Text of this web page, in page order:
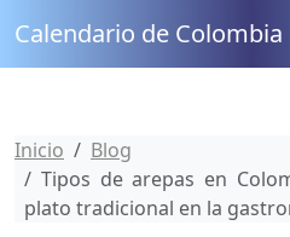
Calendario de Colombia
Inicio
Blog
Tipos de arepas en
plato tradicional en la